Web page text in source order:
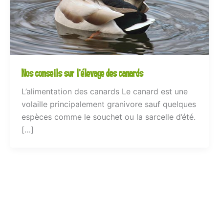
Nos conseils sur l’élevage des canards
L’alimentation des canards Le canard est une
volaille principalement granivore sauf quelques
espèces comme le souchet ou la sarcelle d’été.
[…]